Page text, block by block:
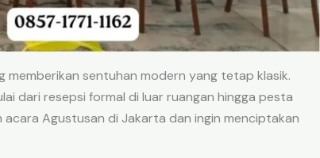
memberikan sentuhan modern yang tetap klasik.
dari resepsi formal di luar ruangan hingga pesta
Agustusan di Jakarta dan ingin menciptakan